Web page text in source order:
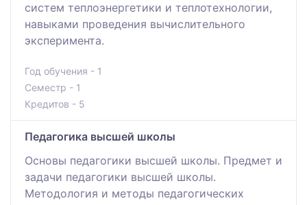
систем теплоэнергетики и теплотехнологии,
навыками проведения вычислительного
эксперимента.
Год обучения - 1
Семестр - 1
Кредитов - 5
Педагогика высшей школы
Основы педагогики высшей школы. Предмет и
задачи педагогики высшей школы.
Методология и методы педагогических